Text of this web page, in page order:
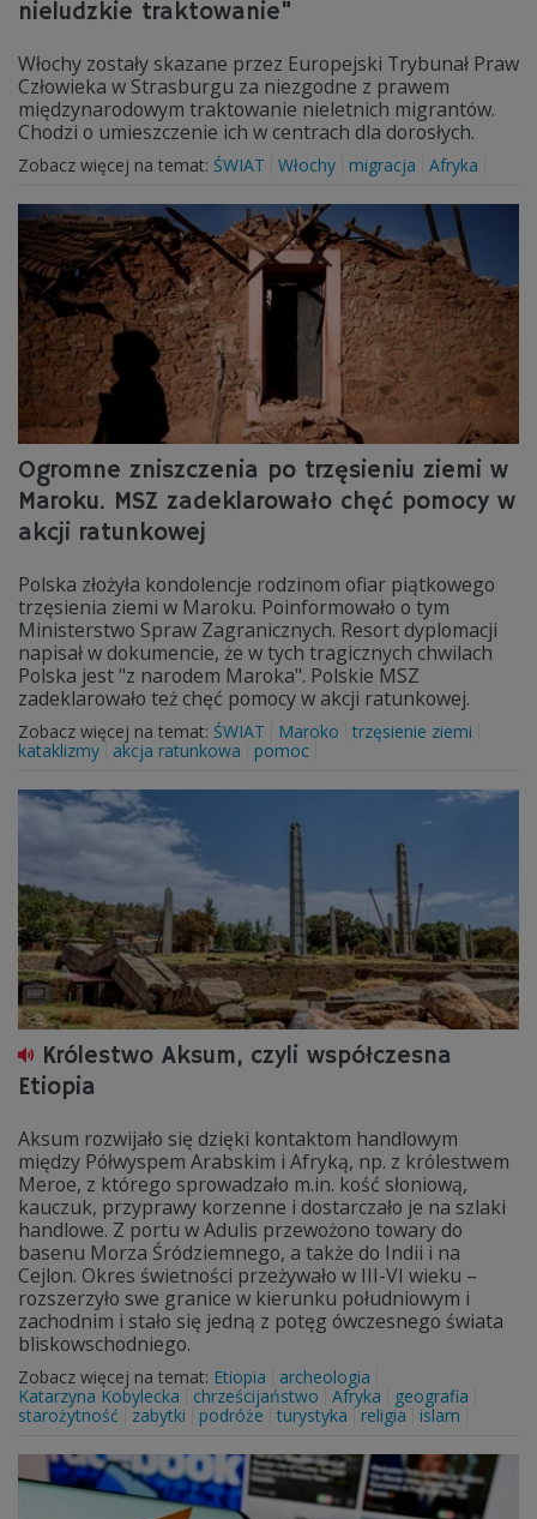
nieludzkie traktowanie"
Włochy zostały skazane przez Europejski Trybunał Praw
Człowieka w Strasburgu za niezgodne z prawem
międzynarodowym traktowanie nieletnich migrantów.
Chodzi o umieszczenie ich w centrach dla dorosłych.
Zobacz więcej na temat: ŚWIAT Włochy migracja Afryka
Ogromne zniszczenia po trzęsieniu ziemi w
Maroku. MSZ zadeklarowało chęć pomocy w
akcji ratunkowej
Polska złożyła kondolencje rodzinom ofiar piątkowego
trzęsienia ziemi w Maroku. Poinformowało o tym
Ministerstwo Spraw Zagranicznych. Resort dyplomacji
napisał w dokumencie, że w tych tragicznych chwilach
Polska jest "z narodem Maroka". Polskie MSZ
zadeklarowało też chęć pomocy w akcji ratunkowej.
Zobacz więcej na temat: ŚWIAT Maroko
trzęsienie ziemi
kataklizmy
akcja ratunkowa pomoc
Królestwo Aksum, czyli współczesna
Etiopia
Aksum rozwijało się dzięki kontaktom handlowym
między Półwyspem Arabskim i Afryką, np. z królestwem
Meroe, z którego sprowadzało m.in. kość słoniową,
kauczuk, przyprawy korzenne i dostarczało je na szlaki
handlowe. Z portu w Adulis przewożono towary do
basenu Morza Śródziemnego, a także do Indii i na
Cejlon. Okres świetności przeżywało w III-VI wieku –
rozszerzyło swe granice w kierunku południowym i
zachodnim i stało się jedną z potęg ówczesnego świata
bliskowschodniego.
Zobacz więcej na temat: Etiopia
archeologia
Katarzyna Kobylecka
chrześcijaństwo Afryka
geografia
starożytność
zabytki podróże turystyka religia islam